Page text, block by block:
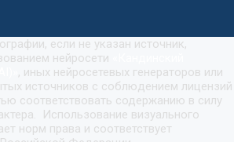
если не указан источник,
нейросети
, иных нейросетевых генераторов или
источников с соблюдением лицензий
соответствовать содержанию в силу
Использование визуального
норм права и соответствует